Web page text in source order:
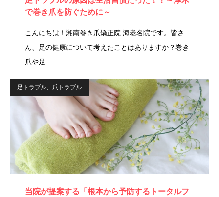
で巻き爪を防ぐために～
こんにちは！湘南巻き爪矯正院 海老名院です。皆さ
ん、足の健康について考えたことはありますか？巻き
爪や足…
足トラブル、爪トラブル
当院が提案する「根本から予防するトータルフ